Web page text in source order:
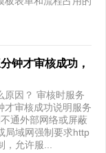
钟才审核成功，
原因？ 审核时服务
才审核成功说明服务
通外部网络或屏蔽
局域网强制要求http
允许服...